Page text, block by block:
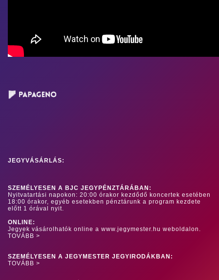
JEGYVÁSÁRLÁS:
SZEMÉLYESEN A BJC JEGYPÉNZTÁRÁBAN:
Nyitvatartási napokon: 20:00 órakor kezdődő koncertek esetében
18:00 órakor, egyéb esetekben pénztárunk a program kezdete
előtt 1 órával nyit.
ONLINE:
Jegyek vásárolhatók online a www.jegymester.hu weboldalon.
TOVÁBB >
SZEMÉLYESEN A JEGYMESTER JEGYIRODÁKBAN:
TOVÁBB >